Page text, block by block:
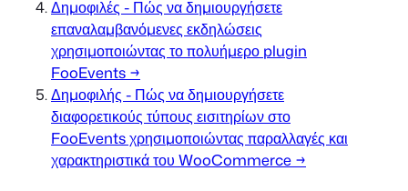
Δημοφιλές - Πώς να δημιουργήσετε
επαναλαμβανόμενες εκδηλώσεις
χρησιμοποιώντας το πολυήμερο plugin
FooEvents →
Δημοφιλής - Πώς να δημιουργήσετε
διαφορετικούς τύπους εισιτηρίων στο
FooEvents χρησιμοποιώντας παραλλαγές και
χαρακτηριστικά του WooCommerce →